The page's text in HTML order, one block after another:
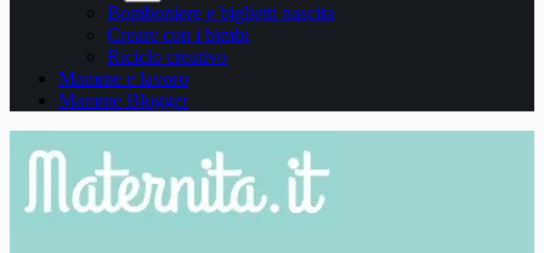
Bomboniere e biglietti nascita
Creare con i bimbi
Riciclo creativo
Mamme e lavoro
Mamme Blogger